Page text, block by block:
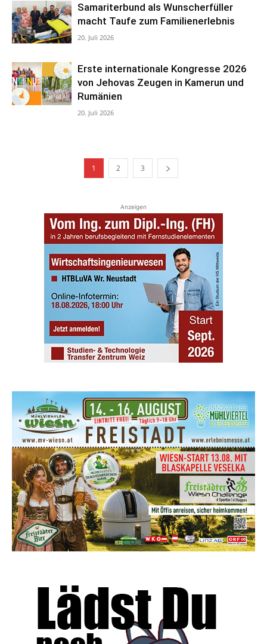
Samariterbund als Wunscherfüller
macht Taufe zum Familienerlebnis
20. Juli 2026
Erste internationale Kongresse 2026
von Jehovas Zeugen in Kamerun und
Rumänien
20. Juli 2026
1 2 3
Anzeigen